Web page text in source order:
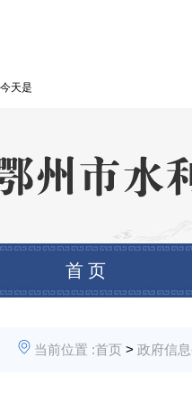
今天是
首 页
当前位置 :首页 > 政府信